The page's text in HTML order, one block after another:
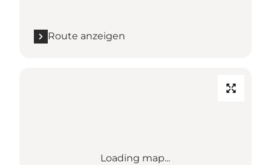
Route anzeigen
Loading map...